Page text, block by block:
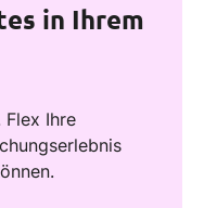
in Ihrem
Flex Ihre